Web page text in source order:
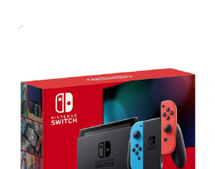
exatamente para proteger o livre
parlamentar. Essa imunidade não é
garantia institucional do regime
senadores e deputados debatem
de retaliação judicial, inclusive fora